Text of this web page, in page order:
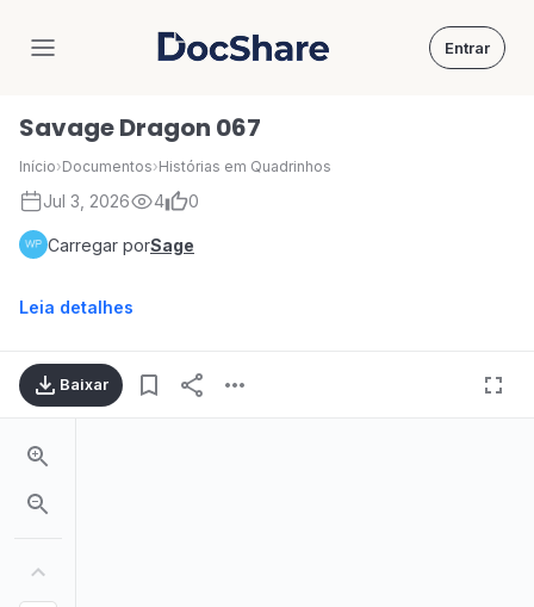
DocShare Entrar
Savage Dragon 067
Início›Documentos›Histórias em Quadrinhos
Jul 3, 2026 4 0
Carregar porSage
Leia detalhes
Baixar